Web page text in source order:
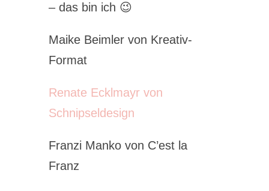
– das bin ich 😉
Maike Beimler von Kreativ-
Format
Renate Ecklmayr von
Schnipseldesign
Franzi Manko von C’est la
Franz